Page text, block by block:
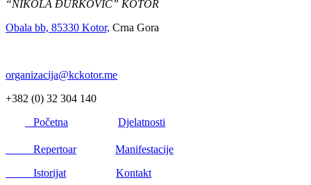
“NIKOLA ĐURKOVIĆ” KOTOR
Obala bb, 85330 Kotor, Crna Gora
organizacija@kckotor.me
+382 (0) 32 304 140
Početna
Djelatnosti
Repertoar
Manifestacije
Istorijat
Kontakt